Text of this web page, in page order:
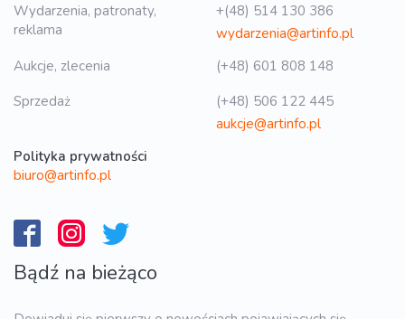
Wydarzenia, patronaty,
reklama
+(48) 514 130 386
wydarzenia@artinfo.pl
Aukcje, zlecenia
(+48) 601 808 148
Sprzedaż
(+48) 506 122 445
aukcje@artinfo.pl
Polityka prywatności
biuro@artinfo.pl
Bądź na bieżąco